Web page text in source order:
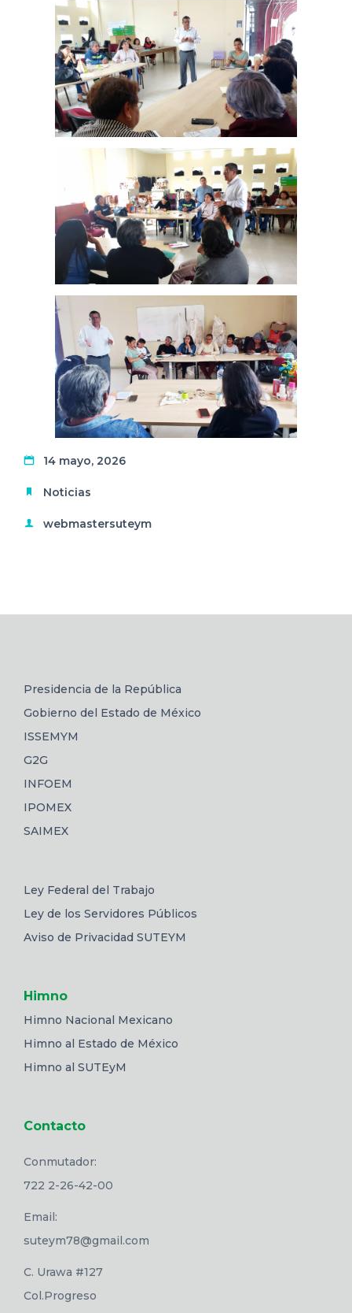
14 mayo, 2026
Noticias
webmastersuteym
Presidencia de la República
Gobierno del Estado de México
ISSEMYM
G2G
INFOEM
IPOMEX
SAIMEX
Ley Federal del Trabajo
Ley de los Servidores Públicos
Aviso de Privacidad SUTEYM
Himno
Himno Nacional Mexicano
Himno al Estado de México
Himno al SUTEyM
Contacto
Conmutador:
722 2-26-42-00
Email:
suteym78@gmail.com
C. Urawa #127
Col.Progreso